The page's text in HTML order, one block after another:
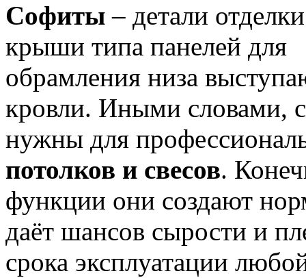
Софиты – детали
крыши типа панелей для
обрамления низа
кровли. Иными словами,
нужны для
потолков и свесов.
функции они создают
даёт шансов сырости и
срока эксплуатации